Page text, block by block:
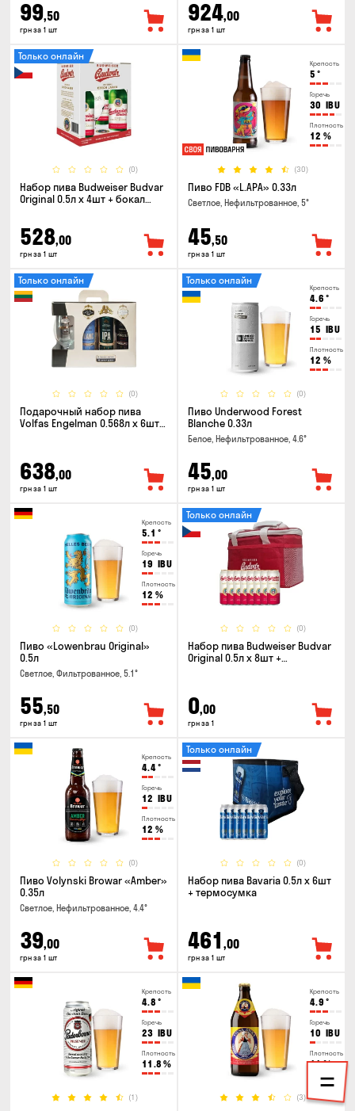
99,50
грн за 1 шт
924,00
грн за 1 шт
(0)
Только онлайн
Набор пива Budweiser Budvar
Original 0.5л х 4шт + бокал
528,00
грн за 1 шт
Крепость
5 °
Горечь
30 IBU
Плотность
12 %
(30)
Пиво FDB «L.APA» 0.33л
Светлое, Нефильтрованное, 5°
45,50
грн за 1 шт
(0)
Только онлайн
Подарочный набор пива
Volfas Engelman 0.568л x 6шт +
638,00
грн за 1 шт
Крепость
4.6 °
Горечь
15 IBU
Плотность
12 %
(0)
Только онлайн
Пиво Underwood Forest
Blanche 0.33л
Белое, Нефильтрованное, 4.6°
45,00
грн за 1 шт
Крепость
5.1 °
Горечь
19 IBU
Плотность
12 %
(0)
Пиво «Lowenbrau Original»
0.5л
Светлое, Фильтрованное, 5.1°
55,50
грн за 1 шт
(0)
Только онлайн
Набор пива Budweiser Budvar
Original 0.5л x 8шт +
0,00
грн за 1
Крепость
4.4°
Горечь
12 IBU
Плотность
12 %
(0)
Пиво Volynski Browar «Amber»
0.35л
Светлое, Нефильтрованное, 4.4°
39,00
грн за 1 шт
(0)
Только онлайн
Набор пива Bavaria 0.5л х 6шт
+ термосумка
461 ,00
грн за 1 шт
Крепость
4.8 °
Горечь
23 IBU
Плотность
11.8 %
(1)
Крепость
4.9 °
Горечь
10 IBU
Плотность
11%
(3)